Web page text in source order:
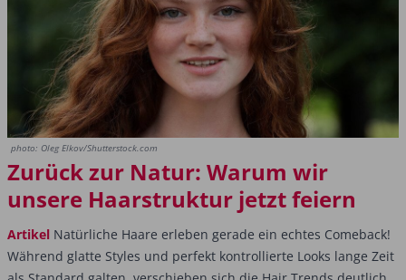
photo: Oleg Elkov/Shutterstock.com
Zurück zur Natur: Warum wir
unsere Haarstruktur jetzt feiern
Artikel Natürliche Haare erleben gerade ein echtes Comeback!
Während glatte Styles und perfekt kontrollierte Looks lange Zeit